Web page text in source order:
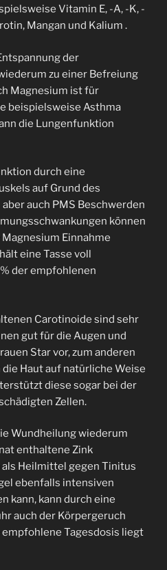
Vitamin E, -A, -K, -
Mangan und Kalium .
der
zu einer Befreiung
Magnesium ist für
beispielsweise Asthma
die Lungenfunktion
durch eine
auf Grund des
auch PMS Beschwerden
können
Einnahme
eine Tasse voll
der empfohlenen
Carotinoide sind sehr
gut für die Augen und
Star vor, zum anderen
Haut auf natürliche Weise
diese sogar bei der
Zellen.
Wundheilung wiederum
enthaltene Zink
Heilmittel gegen Tinitus
ebenfalls intensiven
kann, kann durch eine
auch der Körpergeruch
Tagesdosis liegt